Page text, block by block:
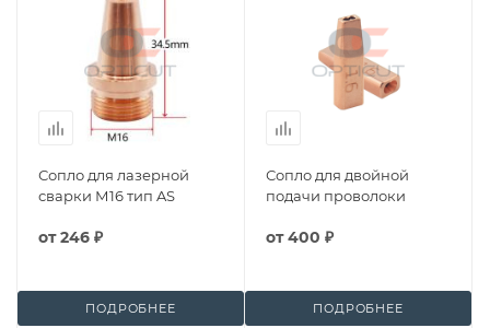
Сопло для лазерной
сварки М16 тип AS
от246 ₽
ПОДРОБНЕЕ
Сопло для двойной
подачи проволоки
от400 ₽
ПОДРОБНЕЕ